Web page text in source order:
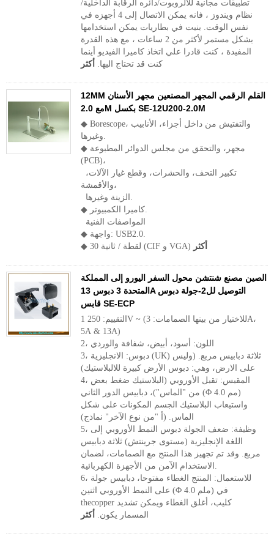
تطبيقات مجانية للالروبوت/دائره الرقابة الداخلية/
نظام ويندوز ، فانه يمكن الاتصال إلى 4 أجهزه في
نفس الوقت. بنيت في بطاريات يمكن استخدامها
بشكل مستمر لأكثر من 2 ساعات ، مع هذه القدرة
المفيدة ، كنت قادرا علي اتخاذ كاميرا الفيديو أينما
كنت قد تحتاج اليها. أكثر
12MM القلم الرقمي المجهر المصنعين مجهر الأسنان
مع 2.0M بكسل SE-12U200-2.0M
◆ Borescope، والتفتيش من داخل أجزاء، الأنابيب
وغيرها.
◆ مجهر، والتحقق من مجلس الدوائر المطبوعة
(PCB)،
والأقمشة،
الزينة وغيرها.
◆ كاميرا الكمبيوتر.
المواصفات الفنية
◆ واجهة: USB2.0.
◆ 30 لقطة / ثانية (CIF و VGA) أكثر
الصين مصنع شنتشن محول السفر اليورو إلى المملكة
المتحدة 3 دبوس 13A التوصيل لل2-جولة دبوس
قابس SE-ECP
1 التقييم: 250V ~ (للاختيار من بينها الصمامات: 3A،
5A & 13A)
2، اللون: أسود، أبيض، شفافة والوردي
3، دبوس: الانجليزية (UK) ثلاثة دبابيس مربع. (وليس
على الارض، وهي: دبوس الأرض كبيرة للالبلاستيك)
4، المقبس: تقبل الأوروبي (البلاستيك ضغط بعض
من "الماس")، دبابيس الدور الثاني (Φ 4.0 مم)
واستيعاب البلاستيك الجسم المكونات على شكل
الماس. (أ "من نوع الآخر" نماذج)
5، وظيفة: ضعف الجولة دبوس النمط الأوروبي إلى
اللغة الإنجليزية (مستوى جرينتش) ثلاثة دبابيس
مربع. وقد تم تجهيز هذا المنتج مع الصمامات، لضمان
الاستخدام الآمن من الأجهزة الكهربائية.
6، للاستعمال: المنتج الغطاء مفتوحا، دبابيس جولة
على النمط الأوروبي اثنين (Φ 4.0 ملم) في
thecopper كليب، أغلق الغطاء ويمكن تشديد
المسمار يكون. أكثر